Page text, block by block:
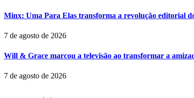
Minx: Uma Para Elas transforma a revolução editorial
7 de agosto de 2026
Will & Grace marcou a televisão ao transformar a
7 de agosto de 2026